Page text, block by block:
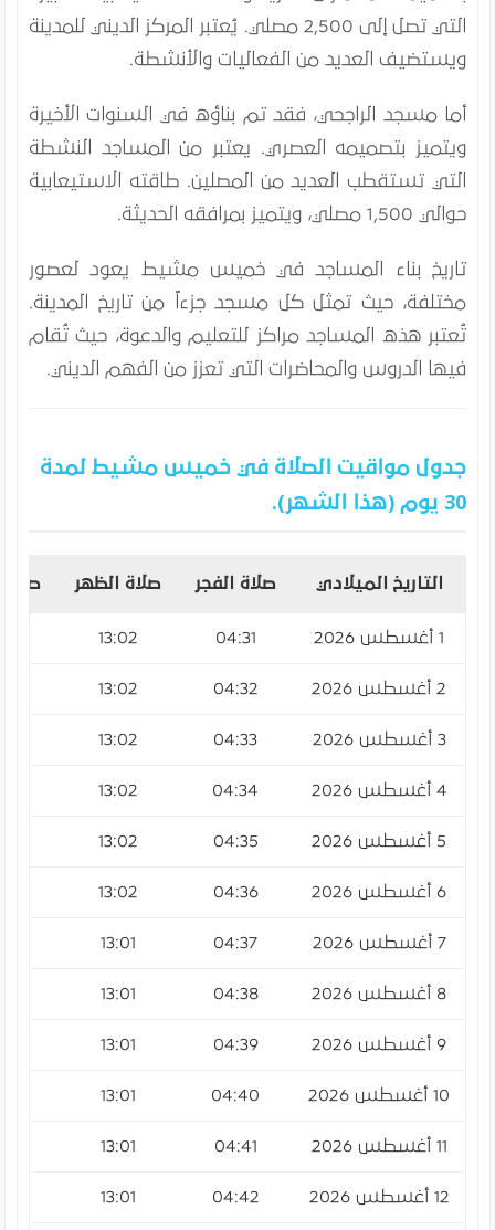
التي تصل إلى 2,500 مصلي. يُعتبر المركز الديني للمدينة
ويستضيف العديد من الفعاليات والأنشطة.
أما مسجد الراجحي، فقد تم بناؤه في السنوات الأخيرة
ويتميز بتصميمه العصري. يعتبر من المساجد النشطة
التي تستقطب العديد من المصلين. طاقته الاستيعابية
حوالي 1,500 مصلي، ويتميز بمرافقه الحديثة.
تاريخ بناء المساجد في خميس مشيط يعود لعصور
مختلفة، حيث تمثل كل مسجد جزءاً من تاريخ المدينة.
تُعتبر هذه المساجد مراكز للتعليم والدعوة، حيث تُقام
فيها الدروس والمحاضرات التي تعزز من الفهم الديني.
جدول مواقيت الصلاة في خميس مشيط لمدة
30 يوم (هذا الشهر).
التاريخ الميلادي صلاة الفجر صلاة الظهر صلاة
1 أغسطس 2026 04:31
13:02
2 أغسطس 2026 04:32
13:02
3 أغسطس 2026 04:33
13:02
4 أغسطس 2026 04:34
13:02
5 أغسطس 2026 04:35
13:02
6 أغسطس 2026 04:36
13:02
7 أغسطس 2026 04:37
13:01
8 أغسطس 2026 04:38
13:01
9 أغسطس 2026 04:39
13:01
10 أغسطس 2026 04:40
13:01
11 أغسطس 2026 04:41
13:01
12 أغسطس 2026 04:42
13:01